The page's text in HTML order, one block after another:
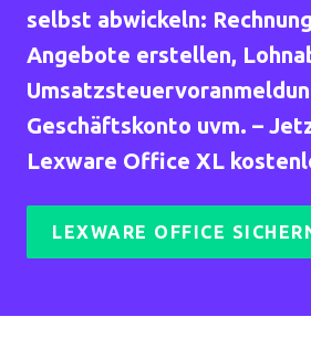
selbst abwickeln:
Angebote erstellen,
Geschäftskonto uvm. –
Lexware Office XL
LEXWARE OFFICE